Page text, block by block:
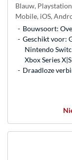
Blauw,
Mobile, iOS,
Bouwsoort:
Geschikt voor:
Nintendo
Xbox Series X|S
Draadloze